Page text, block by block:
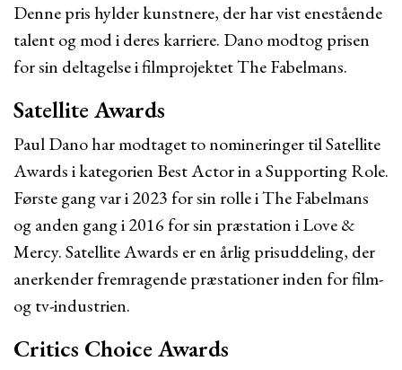
Denne pris hylder kunstnere, der har vist enestående
talent og mod i deres karriere. Dano modtog prisen
for sin deltagelse i filmprojektet The Fabelmans.
Satellite Awards
Paul Dano har modtaget to nomineringer til Satellite
Awards i kategorien Best Actor in a Supporting Role.
Første gang var i 2023 for sin rolle i The Fabelmans
og anden gang i 2016 for sin præstation i Love &
Mercy. Satellite Awards er en årlig prisuddeling, der
anerkender fremragende præstationer inden for film-
og tv-industrien.
Critics Choice Awards